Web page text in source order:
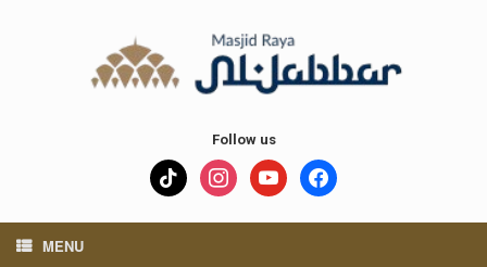
Follow us
tiktok instagramyoutube facebook
MENU